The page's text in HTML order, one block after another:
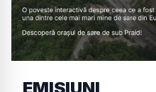
EMISIUNI